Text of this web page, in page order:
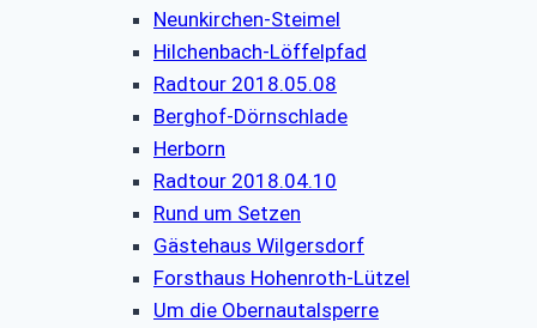
Neunkirchen-Steimel
Hilchenbach-Löffelpfad
Radtour 2018.05.08
Berghof-Dörnschlade
Herborn
Radtour 2018.04.10
Rund um Setzen
Gästehaus Wilgersdorf
Forsthaus Hohenroth-Lützel
Um die Obernautalsperre